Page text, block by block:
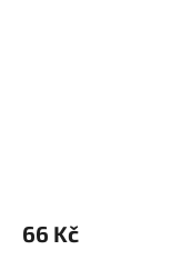
66 Kč